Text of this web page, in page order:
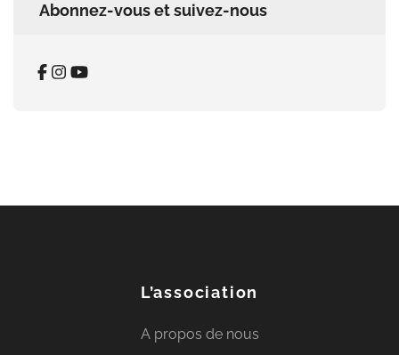
Abonnez-vous et suivez-nous
L’association
A propos de nous